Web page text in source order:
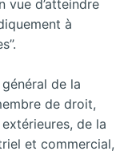
vue d’atteindre
à
de la
de droit,
de la
et commercial,